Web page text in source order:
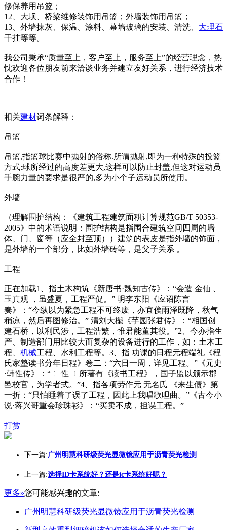
修保养用吊篮；
12、大坝、桥梁维修装饰用吊篮；外墙装饰用吊篮；
13、外墙抹灰、保温、涂料、幕墙玻璃的安装、清洗、 大理石
干挂等等。
我公司秉承“质量至上，客户至上，服务至上”的经营理念，热
忱欢迎各位朋友前来洽谈业务并建立友好关系，进行经济技术
合作！
相关建材词条解释：
吊篮
吊篮,指篮球比赛中抛射的俗称.所谓抛射,即为一种特殊的投篮
方式:球所经过的高度差更大,这样可以防止封盖,但这对运动员
手腕力量的要求是很严的,多为小个子运动员所使用。
外墙
（理解围护结构：《建筑工程建筑面积计算规范GB/T 50353-
2005》中的术语说明：围护结构是指围合建筑空间四周的墙
体、门、窗等（应全封至顶））建筑的表皮是指外墙的饰面，
是外墙的一个部分，比如外墙砖等，是父子关系 。
工程
正在加载1、指土木构筑《新唐书·魏知古传》：“会造 金仙 、
玉真观 ，虽盛夏，工程严促。” 明李东阳《应诏陈言
奏》：“今纵以为紧急工程不可终废，亦宜俟雨泽既降，秋气
稍凉，然后再图修治。” 清刘大櫆《芋园张君传》：“相国创
建石桥，以利民涉，工程浩繁，惟君能董其役。”2、今亦指生
产、制造部门用比较大而复杂的设备进行的工作，如：土木工
程、 机械工程、水利工程等。3、指 功课的日程元程端礼《程
氏家塾读书分年日程》卷二：“六日一周，详见工程。”《元史
·韩性传》：“﹝ 性 ﹞所著有《读书工程》，国子监以颁示郡
邑校官，为学者式。”4、指各项劳作元 无名氏 《来生债》第
一折：“只怕睡着了误了工程，因此上我唱歌呾曲。”《古今小
说·蒋兴哥重会珍珠衫》：“买卖不成，担误工程。”
打赏
下一篇:广州明慧科研级荧光显微镜应用于沥青荧光检测
上一篇:选择ID卡系统好？还是ic卡系统好呢？
更多»您可能感兴趣的文章:
广州明慧科研级荧光显微镜应用于沥青荧光检测